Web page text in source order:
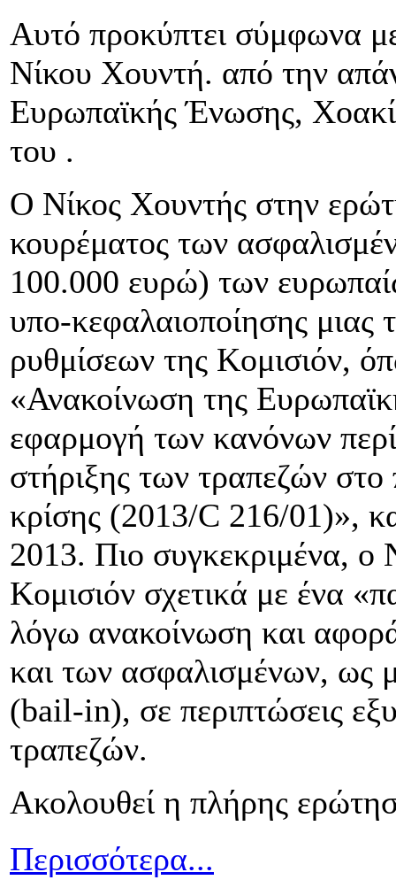
Αυτό προκύπτει σύμφωνα
Νίκου Χουντή. από την
Ευρωπαϊκής Ένωσης,
του .
Ο Νίκος Χουντής στην
κουρέματος των
100.000 ευρώ) των
υπο-κεφαλαιοποίησης μιας
ρυθμίσεων της Κομισιόν,
«Ανακοίνωση της
εφαρμογή των κανόνων
στήριξης των τραπεζών στο
κρίσης (2013/C 216/01)»,
2013. Πιο συγκεκριμένα, ο
Κομισιόν σχετικά με ένα
λόγω ανακοίνωση και
και των ασφαλισμένων, ως
(bail-in), σε περιπτώσεις
τραπεζών.
Ακολουθεί η πλήρης
Περισσότερα...